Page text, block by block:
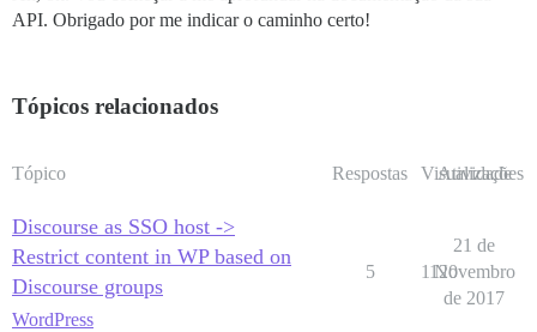
API. Obrigado por me indicar o caminho certo!
Tópicos relacionados
Tópico Respostas Visualizações
Atividade
Discourse as SSO host ->
Restrict content in WP based on
Discourse groups
WordPress
5 1120
21 de
Novembro
de 2017